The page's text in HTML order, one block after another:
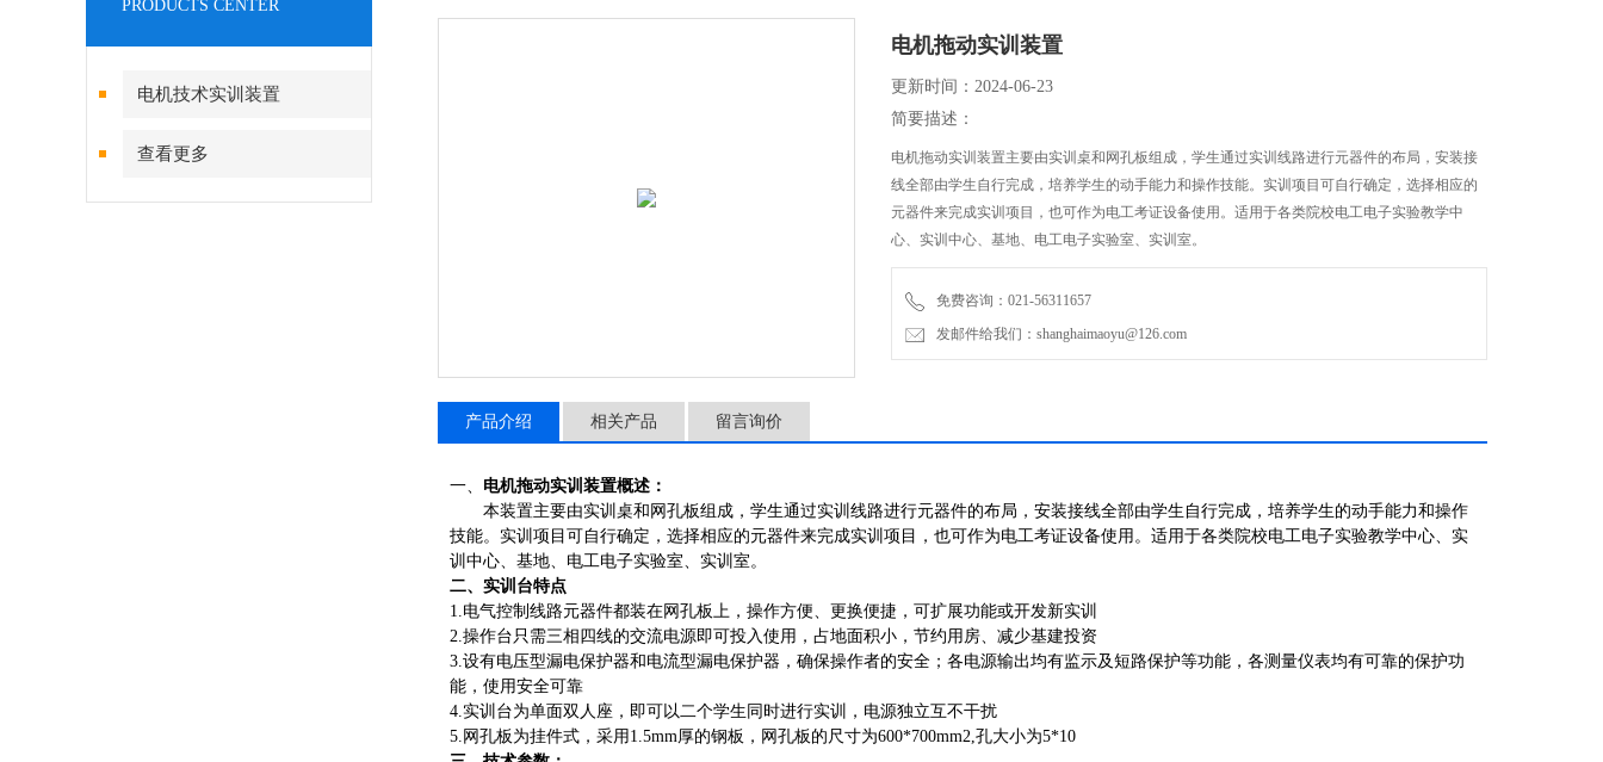
PRODUCTS CENTER
电机技术实训装置
查看更多
电机拖动实训装置
更新时间：2024-06-23
简要描述：
电机拖动实训装置主要由实训桌和网孔板组成，学生通过实训线路进行元器件的布局，安装接
线全部由学生自行完成，培养学生的动手能力和操作技能。实训项目可自行确定，选择相应的
元器件来完成实训项目，也可作为电工考证设备使用。适用于各类院校电工电子实验教学中
心、实训中心、基地、电工电子实验室、实训室。
免费咨询：021-56311657
发邮件给我们：shanghaimaoyu@126.com
产品介绍 相关产品 留言询价
一、 电机拖动实训装置概述：
本装置主要由实训桌和网孔板组成，学生通过实训线路进行元器件的布局，安装接线全部由学生自行完成，培养学生的动手能力和操作
技能。实训项目可自行确定，选择相应的元器件来完成实训项目，也可作为电工考证设备使用。适用于各类院校电工电子实验教学中心、实
训中心、基地、电工电子实验室、实训室。
二、实训台特点
1.电气控制线路元器件都装在网孔板上，操作方便、更换便捷，可扩展功能或开发新实训
2.操作台只需三相四线的交流电源即可投入使用，占地面积小，节约用房、减少基建投资
3.设有电压型漏电保护器和电流型漏电保护器，确保操作者的安全；各电源输出均有监示及短路保护等功能，各测量仪表均有可靠的保护功
能，使用安全可靠
4.实训台为单面双人座，即可以二个学生同时进行实训，电源独立互不干扰
5.网孔板为挂件式，采用1.5mm厚的钢板，网孔板的尺寸为600*700mm2,孔大小为5*10